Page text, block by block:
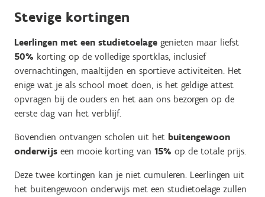
Stevige kortingen
Leerlingen met een studietoelage genieten maar liefst
50% korting op de volledige sportklas, inclusief
overnachtingen, maaltijden en sportieve activiteiten. Het
enige wat je als school moet doen, is het geldige attest
opvragen bij de ouders en het aan ons bezorgen op de
eerste dag van het verblijf.
Bovendien ontvangen scholen uit het buitengewoon
onderwijs een mooie korting van 15% op de totale prijs.
Deze twee kortingen kan je niet cumuleren. Leerlingen uit
het buitengewoon onderwijs met een studietoelage zullen